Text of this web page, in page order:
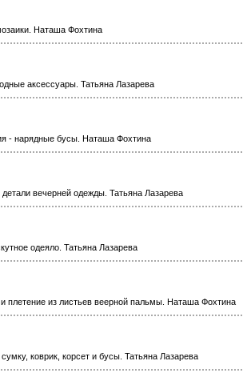
Наташа Фохтина
аксессуары. Татьяна Лазарева
- нарядные бусы. Наташа Фохтина
вечерней одежды. Татьяна Лазарева
одеяло. Татьяна Лазарева
плетение из листьев веерной пальмы. Наташа Фохтина
коврик, корсет и бусы. Татьяна Лазарева